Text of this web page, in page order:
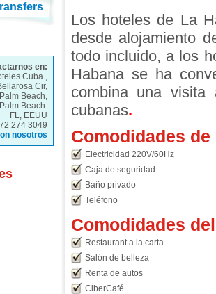
Los hoteles de La
desde alojamiento
todo incluido, a los
Habana se ha
combina una
cubanas.
Comodidades
Electricidad 220V/60Hz
Caja de seguridad
Baño privado
Teléfono
Comodidades
Restaurant a la carta
Salón de belleza
Renta de autos
CiberCafé
en:
Cuba.,
Cir,
Beach,
Beach.
FL, EEUU
274 3049
nosotros